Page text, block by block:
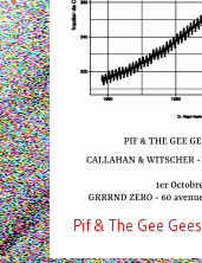
Pif& The Gee Gees